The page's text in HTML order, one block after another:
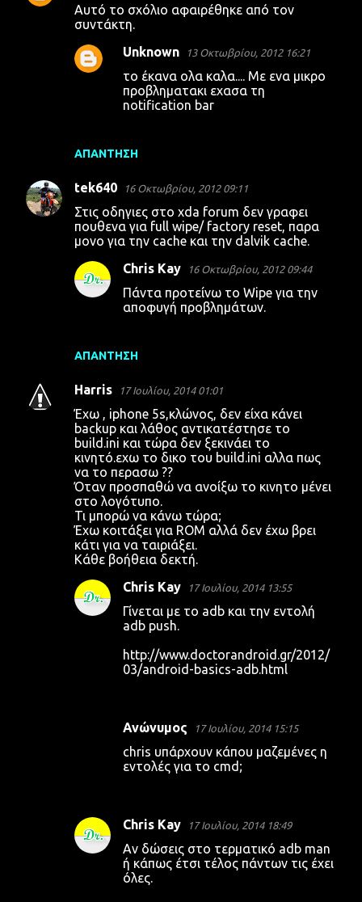
Αυτό το σχόλιο αφαιρέθηκε από τον
συντάκτη.
ΑΠΆΝΤΗΣΗ
Unknown 13 Οκτωβρίου, 2012 16:21
το έκανα ολα καλα.... Με ενα μικρο
προβληματακι εχασα τη
notification bar
tek640 16 Οκτωβρίου, 2012 09:11
Στις οδηγιες στο xda forum δεν γραφει
πουθενα για full wipe/ factory reset, παρα
μονο για την cache και την dalvik cache.
ΑΠΆΝΤΗΣΗ
Chris Kay 16 Οκτωβρίου, 2012 09:44
Πάντα προτείνω το Wipe για την
αποφυγή προβλημάτων.
Harris 17 Ιουλίου, 2014 01:01
Έχω , iphone 5s,κλώνος, δεν είχα κάνει
backup και λάθος αντικατέστησε το
build.ini και τώρα δεν ξεκινάει το
κινητό.εχω το δικο του build.ini αλλα πως
να το περασω ??
Όταν προσπαθώ να ανοίξω το κινητο μένει
στο λογότυπο.
Τι μπορώ να κάνω τώρα;
Έχω κοιτάξει για ROM αλλά δεν έχω βρει
κάτι για να ταιριάξει.
Κάθε βοήθεια δεκτή.
Chris Kay 17 Ιουλίου, 2014 13:55
Γίνεται με το adb και την εντολή
adb push.
http://www.doctorandroid.gr/2012/
03/android-basics-adb.html
Ανώνυμος 17 Ιουλίου, 2014 15:15
chris υπάρχουν κάπου μαζεμένες η
εντολές για το cmd;
Chris Kay 17 Ιουλίου, 2014 18:49
Αν δώσεις στο τερματικό adb man
ή κάπως έτσι τέλος πάντων τις έχει
όλες.